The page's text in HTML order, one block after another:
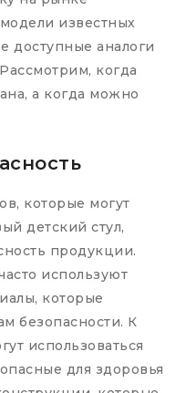
известных
доступные аналоги
когда
а когда можно
которые могут
детский стул,
продукции.
используют
которые
безопасности. К
использоваться
для здоровья